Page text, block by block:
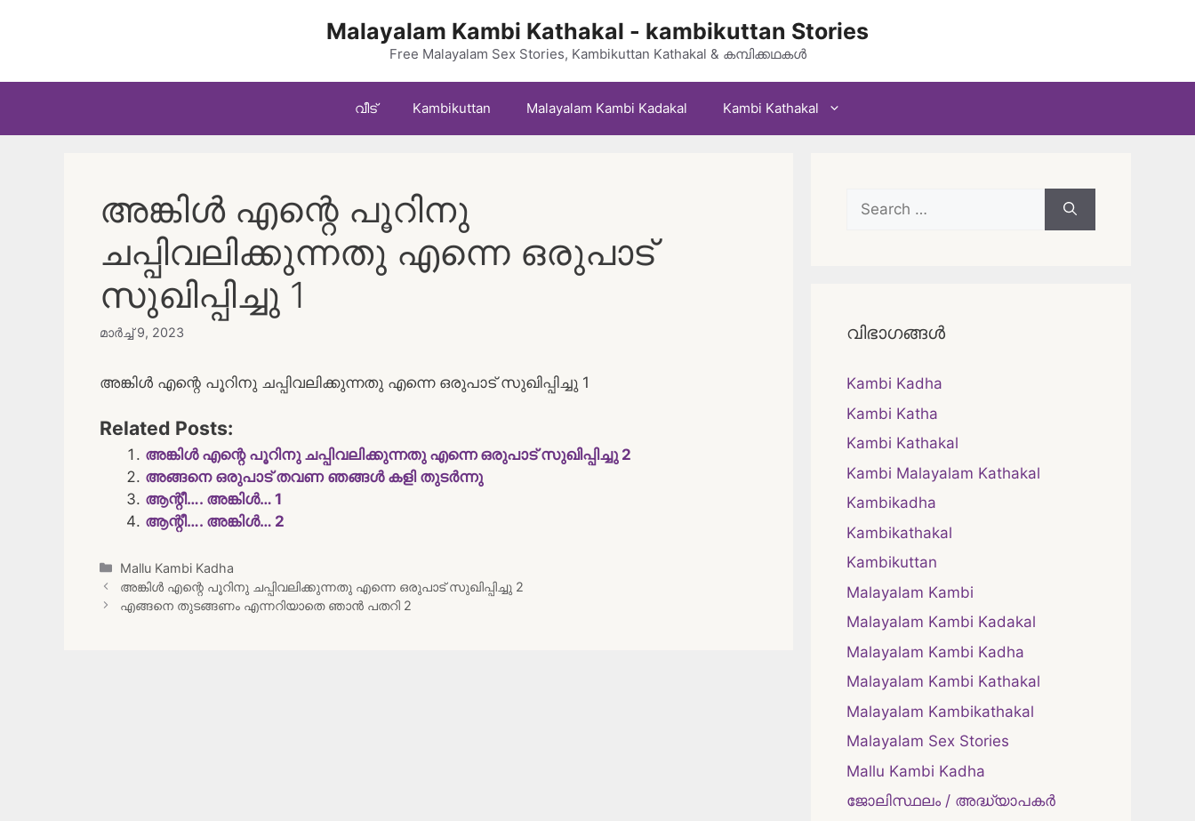
Malayalam Kambi Kathakal - kambikuttan Stories
Free Malayalam Sex Stories, Kambikuttan Kathakal & കമ്പിക്കഥകൾ
വീട് Kambikuttan Malayalam Kambi Kadakal Kambi Kathakal
അങ്കിൾ എന്റെ പൂറിനു
ചപ്പിവലിക്കുന്നതു എന്നെ ഒരുപാട്
സുഖിപ്പിച്ചു 1
മാർച്ച്‌ 9, 2023
അങ്കിൾ എന്റെ പൂറിനു ചപ്പിവലിക്കുന്നതു എന്നെ ഒരുപാട് സുഖിപ്പിച്ചു 1
Related Posts:
അങ്കിൾ എന്റെ പൂറിനു ചപ്പിവലിക്കുന്നതു എന്നെ ഒരുപാട് സുഖിപ്പിച്ചു 2
അങ്ങനെ ഒരുപാട് തവണ ഞങ്ങൾ കളി തുടർന്നു
ആന്റീ…. അങ്കിൾ… 1
ആന്റീ…. അങ്കിൾ… 2
Categories
Mallu Kambi Kadha
Post
navigation
അങ്കിൾ എന്റെ പൂറിനു ചപ്പിവലിക്കുന്നതു എന്നെ ഒരുപാട് സുഖിപ്പിച്ചു 2
എങ്ങനെ തുടങ്ങണം എന്നറിയാതെ ഞാൻ പതറി 2
Search
for:
വിഭാഗങ്ങൾ
Kambi Kadha
Kambi Katha
Kambi Kathakal
Kambi Malayalam Kathakal
Kambikadha
Kambikathakal
Kambikuttan
Malayalam Kambi
Malayalam Kambi Kadakal
Malayalam Kambi Kadha
Malayalam Kambi Kathakal
Malayalam Kambikathakal
Malayalam Sex Stories
Mallu Kambi Kadha
ജോലിസ്ഥലം / അദ്ധ്യാപകർ